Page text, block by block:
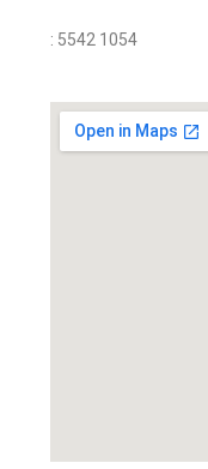
: 5542 1054